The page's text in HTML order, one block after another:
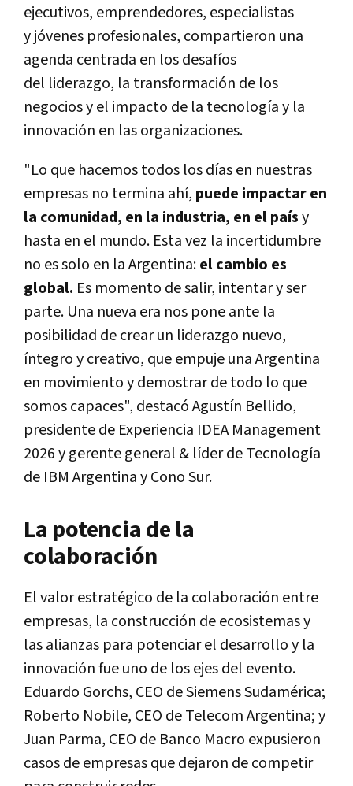
ejecutivos, emprendedores, especialistas
y jóvenes profesionales, compartieron una
agenda centrada en los desafíos
del liderazgo, la transformación de los
negocios y el impacto de la tecnología y la
innovación en las organizaciones.
"Lo que hacemos todos los días en nuestras
empresas no termina ahí, puede impactar en
la comunidad, en la industria, en el paísy
hasta en el mundo. Esta vez la incertidumbre
no es solo en la Argentina:el cambio es
global. Es momento de salir, intentar y ser
parte. Una nueva era nos pone ante la
posibilidad de crear un liderazgo nuevo,
íntegro y creativo, que empuje una Argentina
en movimiento y demostrar de todo lo que
somos capaces", destacó Agustín Bellido,
presidente de Experiencia IDEA Management
2026 y gerente general & líder de Tecnología
de IBM Argentina y Cono Sur.
La potencia de la
colaboración
El valor estratégico de la colaboración entre
empresas, la construcción de ecosistemas y
las alianzas para potenciar el desarrollo y la
innovación fue uno de los ejes del evento.
Eduardo Gorchs, CEO de Siemens Sudamérica;
Roberto Nobile, CEO de Telecom Argentina; y
Juan Parma, CEO de Banco Macro expusieron
casos de empresas que dejaron de competir